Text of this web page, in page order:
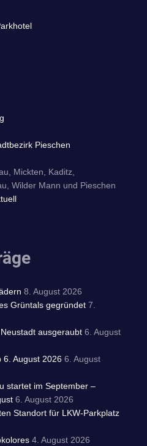
Pieschen
Mickten, Kaditz,
Wilder Mann und Pieschen
8. August 2026
Grüntals gegründet 7.
ausgeraubt 6. August
6. August 2026 6. August
startet im September –
6. August 2026
Standort für LKW-Parkplatz
4. August 2026